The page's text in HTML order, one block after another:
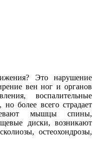
Это нарушение
вен ног и органов
воспалительные
более всего страдает
мышцы спины,
диски, возникают
остеохондрозы,